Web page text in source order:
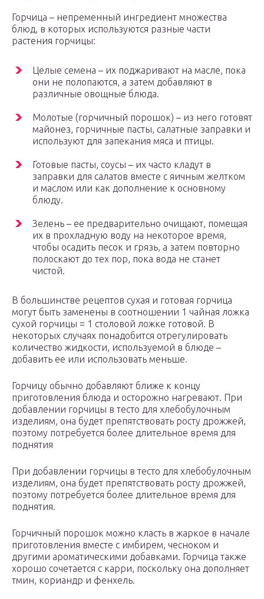
Горчица – непременный ингредиент множества
блюд, в которых используются разные части
растения горчицы:
Целые семена – их поджаривают на масле, пока
они не полопаются, а затем добавляют в
различные овощные блюда.
Молотые (горчичный порошок) – из него готовят
майонез, горчичные пасты, салатные заправки и
используют для запекания мяса и птицы.
Готовые пасты, соусы – их часто кладут в
заправки для салатов вместе с яичным желтком
и маслом или как дополнение к основному
блюду.
Зелень – ее предварительно очищают, помещая
их в прохладную воду на некоторое время,
чтобы осадить песок и грязь, а затем повторно
полоскают до тех пор, пока вода не станет
чистой.
В большинстве рецептов сухая и готовая горчица
могут быть заменены в соотношении 1 чайная ложка
сухой горчицы = 1 столовой ложке готовой. В
некоторых случаях понадобится отрегулировать
количество жидкости, используемой в блюде –
добавить ее или использовать меньше.
Горчицу обычно добавляют ближе к концу
приготовления блюда и осторожно нагревают. При
добавлении горчицы в тесто для хлебобулочным
изделиям, она будет препятствовать росту дрожжей,
поэтому потребуется более длительное время для
поднятия
При добавлении горчицы в тесто для хлебобулочным
изделиям, она будет препятствовать росту дрожжей,
поэтому потребуется более длительное время для
поднятия.
Горчичный порошок можно класть в жаркое в начале
приготовления вместе с имбирем, чесноком и
другими ароматическими добавками. Горчица также
хорошо сочетается с карри, поскольку она дополняет
тмин, кориандр и фенхель.